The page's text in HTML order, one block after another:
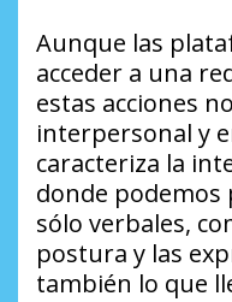
Aunque las
acceder a una
estas acciones
interpersonal y
caracteriza la
donde podemos
sólo verbales,
postura y las
también lo que